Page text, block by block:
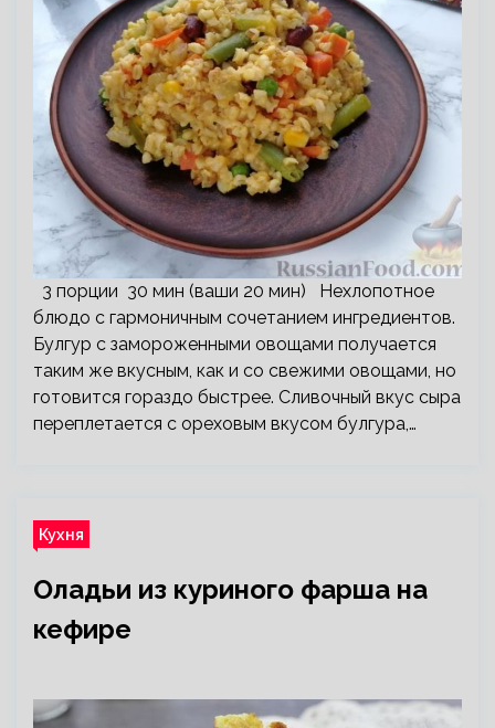
3 порции 30 мин (ваши 20 мин) Нехлопотное
блюдо с гармоничным сочетанием ингредиентов.
Булгур с замороженными овощами получается
таким же вкусным, как и со свежими овощами, но
готовится гораздо быстрее. Сливочный вкус сыра
переплетается с ореховым вкусом булгура,…
Кухня
Оладьи из куриного фарша на
кефире